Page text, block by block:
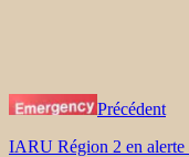
Précédent
IARU Région 2 en alerte